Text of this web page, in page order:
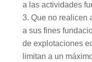
a las actividades
Que no realicen
a sus fines
de explotaciones
limitan a un